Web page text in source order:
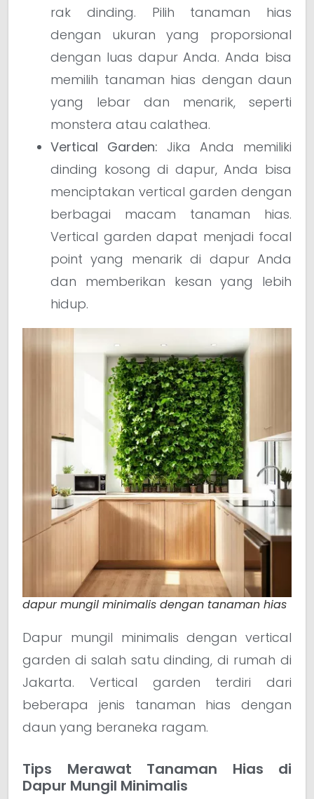
rak dinding. Pilih tanaman hias
dengan ukuran yang proporsional
dengan luas dapur Anda. Anda bisa
memilih tanaman hias dengan daun
yang lebar dan menarik, seperti
monstera atau calathea.
Vertical Garden: Jika Anda memiliki
dinding kosong di dapur, Anda bisa
menciptakan vertical garden dengan
berbagai macam tanaman hias.
Vertical garden dapat menjadi focal
point yang menarik di dapur Anda
dan memberikan kesan yang lebih
hidup.
dapur mungil minimalis dengan tanaman hias
Dapur mungil minimalis dengan vertical
garden di salah satu dinding, di rumah di
Jakarta. Vertical garden terdiri dari
beberapa jenis tanaman hias dengan
daun yang beraneka ragam.
Tips Merawat Tanaman Hias di
Dapur Mungil Minimalis